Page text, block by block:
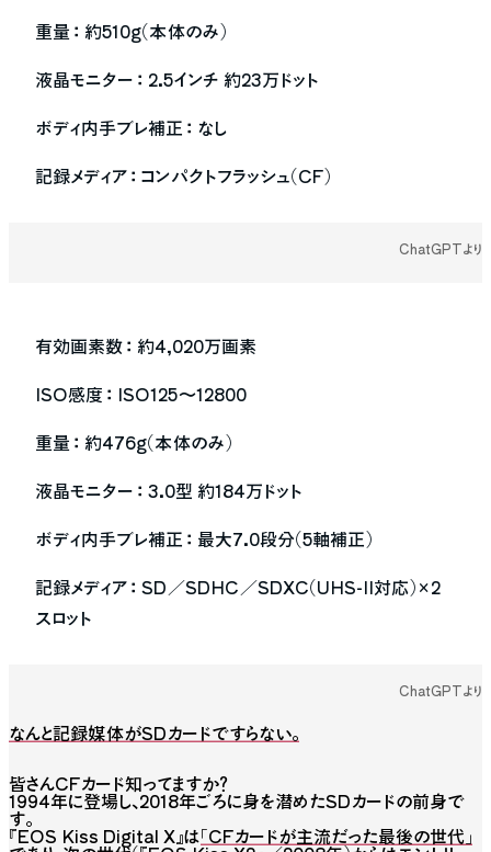
重量 ： 約510g（本体のみ）
液晶モニター ： 2.5インチ 約23万ドット
ボディ内手ブレ補正 ： なし
記録メディア ： コンパクトフラッシュ（CF）
ChatGPTより
有効画素数 ： 約4,020万画素
ISO感度 ： ISO125～12800
重量 ： 約476g（本体のみ）
液晶モニター ： 3.0型 約184万ドット
ボディ内手ブレ補正 ： 最大7.0段分（5軸補正）
記録メディア ： SD／SDHC／SDXC（UHS-II対応）×2
スロット
ChatGPTより
なんと記録媒体がSDカードですらない。
皆さんCFカード知ってますか？
1994年に登場し、2018年ごろに身を潜めたSDカードの前身で
す。
『EOS Kiss Digital X』は「CFカードが主流だった最後の世代」